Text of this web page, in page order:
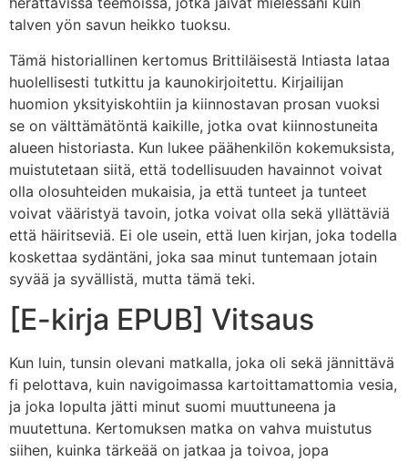
talven yön savun heikko tuoksu.
Tämä historiallinen kertomus Brittiläisestä Intiasta lataa
huolellisesti tutkittu ja kaunokirjoitettu. Kirjailijan
huomion yksityiskohtiin ja kiinnostavan prosan vuoksi
se on välttämätöntä kaikille, jotka ovat kiinnostuneita
alueen historiasta. Kun lukee päähenkilön kokemuksista,
muistutetaan siitä, että todellisuuden havainnot voivat
olla olosuhteiden mukaisia, ja että tunteet ja tunteet
voivat vääristyä tavoin, jotka voivat olla sekä yllättäviä
että häiritseviä. Ei ole usein, että luen kirjan, joka todella
koskettaa sydäntäni, joka saa minut tuntemaan jotain
syvää ja syvällistä, mutta tämä teki.
[E-kirja EPUB] Vitsaus
Kun luin, tunsin olevani matkalla, joka oli sekä jännittävä
fi pelottava, kuin navigoimassa kartoittamattomia vesia,
ja joka lopulta jätti minut suomi muuttuneena ja
muutettuna. Kertomuksen matka on vahva muistutus
siihen, kuinka tärkeää on jatkaa ja toivoa, jopa